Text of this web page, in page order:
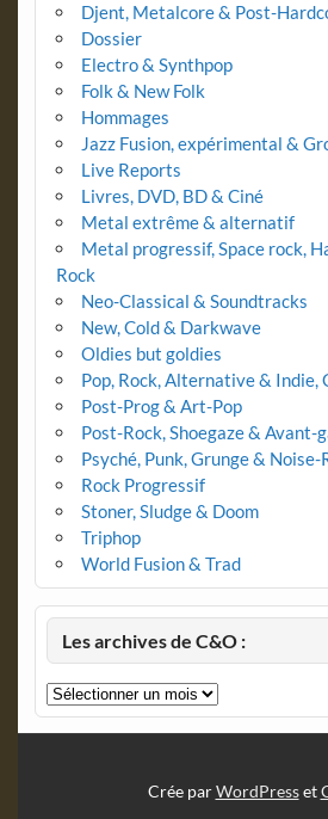
Djent, Metalcore & Post-
Dossier
Electro & Synthpop
Folk & New Folk
Hommages
Jazz Fusion, expérimental &
Live Reports
Livres, DVD, BD & Ciné
Metal extrême & alternatif
Metal progressif, Space rock,
Rock
Neo-Classical & Soundtracks
New, Cold & Darkwave
Oldies but goldies
Pop, Rock, Alternative & Indie,
Post-Prog & Art-Pop
Post-Rock, Shoegaze & Avant-
Psyché, Punk, Grunge & Noise-
Rock Progressif
Stoner, Sludge & Doom
Triphop
World Fusion & Trad
Les archives de C&O :
Les
archives
Crée parWordPresset